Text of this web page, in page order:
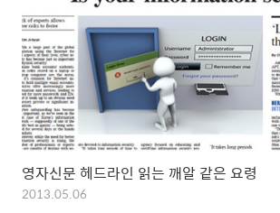
영자신문 헤드라인 읽는 깨알 같은 요령
2013.05.06